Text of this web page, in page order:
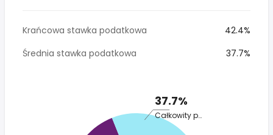
Krańcowa stawka podatkowa
42.4%
Średnia stawka podatkowa
37.7%
37.7%
Całkowity podatek